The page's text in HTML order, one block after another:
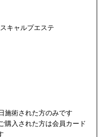
キャルプエステ
術された方のみです
購入された方は会員カード